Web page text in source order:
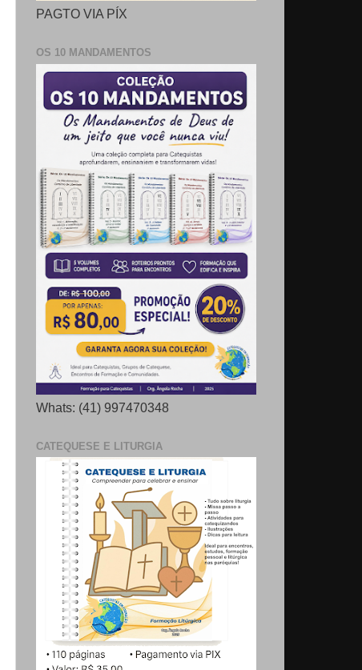
PAGTO VIA PÍX
OS 10 MANDAMENTOS
Whats: (41) 997470348
CATEQUESE E LITURGIA